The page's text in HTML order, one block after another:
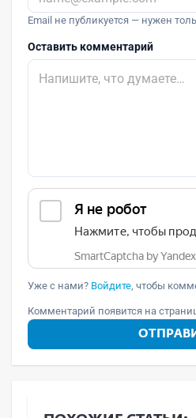
Email не публикуется — нужен
Оставить комментарий
Уже с нами? Войдите, чтобы
Комментарий появится на